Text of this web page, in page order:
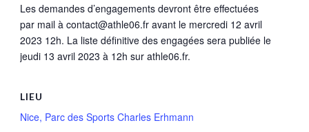
Les demandes d’engagements devront être effectuées
par mail à contact@athle06.fr avant le mercredi 12 avril
2023 12h. La liste définitive des engagées sera publiée le
jeudi 13 avril 2023 à 12h sur athle06.fr.
LIEU
Nice, Parc des Sports Charles Erhmann